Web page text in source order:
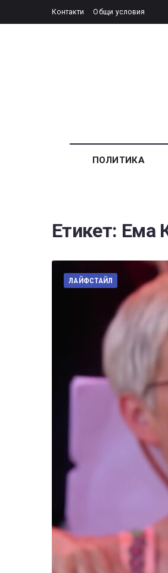
Контакти Общи условия
ПОЛИТИКА
Етикет: Ема
ЛАЙФСТАЙЛ